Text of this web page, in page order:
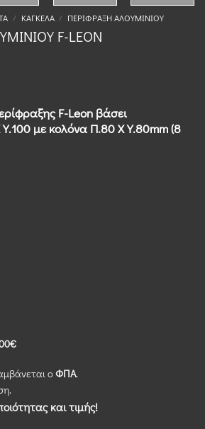
/ ΚΆΓΚΕΛΑ / ΠΕΡΊΦΡΑΞΗ ΑΛΟΥΜΙΝΊΟΥ
F-LEON
F-Leon βάσει
με κολόνα Π.80 Χ Υ.80mm (8
οΦΠΑ.
και τιμής!